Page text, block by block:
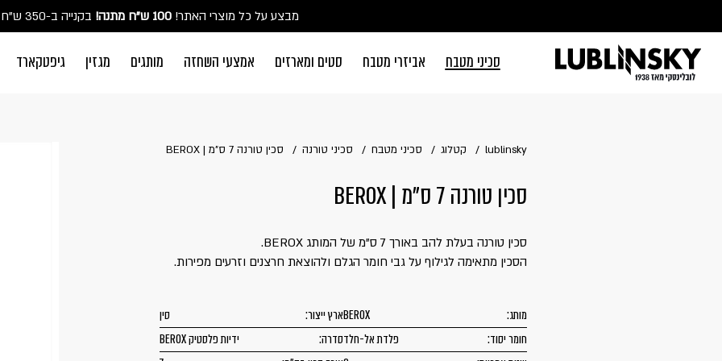
משלוח חינם בקניה ב-300 ש"ח ומעלה מבצע על כל מוצרי האתר! 100 ש"ח מתנה! בקנייה ב-350 ש"ח ומעלה הכירו את מארזי המטבח של BEROX במחירים משתלמים במיוחד ❤ לכל הפרטים >>
מהדורה מוגבלת חדשה של מותג הפרימיום היפני KAI!
סכיני מטבח אביזרי מטבח סטים ומארזים אמצעי השחזה מותגים מגזין גיפטקארד
כבר רשומים? התחברו
זכור אותי שכחתי סיסמה
lublinsky קטלוג סכיני מטבח סכיני טורנה סכין טורנה 7 ס"מ | BEROX
סכין טורנה 7 ס"מ | BEROX
סכין טורנה בעלת להב באורך 7 ס"מ של המותג BEROX.
הסכין מתאימה לגילוף על גבי חומר הגלם ולהוצאת חרצנים וזרעים מפירות.
מותג: BEROXארץ ייצור:
סין
חומר יסוד:
פלדת אל-חלדסדרה:
ידיות פלסטיק BEROX